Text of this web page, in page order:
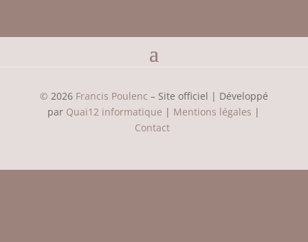
© 2026 Francis Poulenc – Site officiel | Développé
par Quai12 informatique | Mentions légales |
Contact